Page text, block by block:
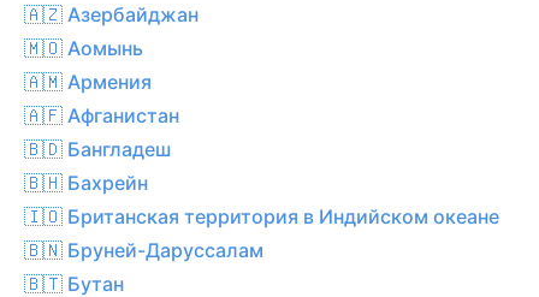
🇦🇿 Азербайджан
🇲🇴 Аомынь
🇦🇲 Армения
🇦🇫 Афганистан
🇧🇩 Бангладеш
🇧🇭 Бахрейн
🇮🇴 Британская территория в Индийском океане
🇧🇳 Бруней-Даруссалам
🇧🇹 Бутан